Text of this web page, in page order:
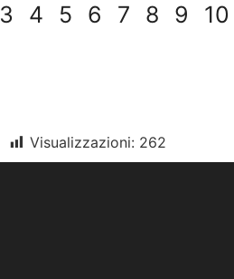
3 4 5 6 7 8 9 10
Visualizzazioni: 262